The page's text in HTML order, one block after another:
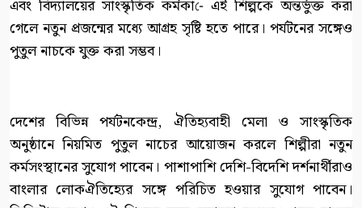
এবং বিদ্যালয়ের সাংস্কৃতিক কর্মকা-ে এই শিল্পকে অন্তর্ভুক্ত করা
গেলে নতুন প্রজন্মের মধ্যে আগ্রহ সৃষ্টি হতে পারে। পর্যটনের সঙ্গেও
পুতুল নাচকে যুক্ত করা সম্ভব।
দেশের বিভিন্ন পর্যটনকেন্দ্র, ঐতিহ্যবাহী মেলা ও সাংস্কৃতিক
অনুষ্ঠানে নিয়মিত পুতুল নাচের আয়োজন করলে শিল্পীরা নতুন
কর্মসংস্থানের সুযোগ পাবেন। পাশাপাশি দেশি-বিদেশি দর্শনার্থীরাও
বাংলার লোকঐতিহ্যের সঙ্গে পরিচিত হওয়ার সুযোগ পাবেন।